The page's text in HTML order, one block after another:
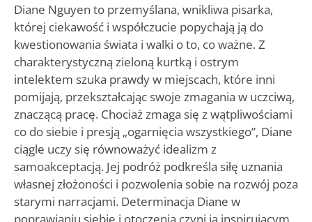
Diane Nguyen to przemyślana, wnikliwa pisarka,
której ciekawość i współczucie popychają ją do
kwestionowania świata i walki o to, co ważne. Z
charakterystyczną zieloną kurtką i ostrym
intelektem szuka prawdy w miejscach, które inni
pomijają, przekształcając swoje zmagania w uczciwą,
znaczącą pracę. Chociaż zmaga się z wątpliwościami
co do siebie i presją „ogarnięcia wszystkiego”, Diane
ciągle uczy się równoważyć idealizm z
samoakceptacją. Jej podróż podkreśla siłę uznania
własnej złożoności i pozwolenia sobie na rozwój poza
starymi narracjami. Determinacja Diane w
poprawianiu siebie i otoczenia czyni ją inspirującym